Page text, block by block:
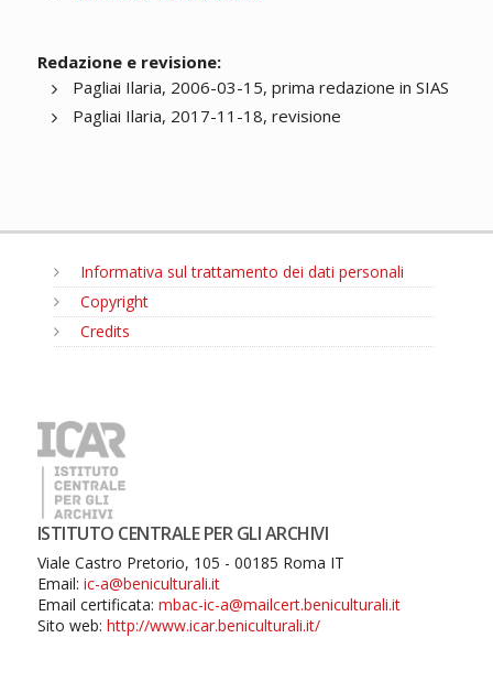
Redazione e revisione:
Pagliai Ilaria, 2006-03-15, prima redazione in SIAS
Pagliai Ilaria, 2017-11-18, revisione
Informativa sul trattamento dei dati personali
Copyright
Credits
ISTITUTO CENTRALE PER GLI ARCHIVI
Viale Castro Pretorio, 105 - 00185 Roma IT
Email: ic-a@beniculturali.it
Email certificata: mbac-ic-a@mailcert.beniculturali.it
Sito web: http://www.icar.beniculturali.it/